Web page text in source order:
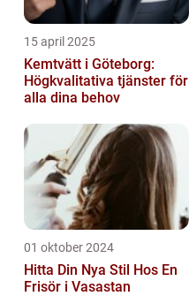
15 april 2025
Kemtvätt i Göteborg:
Högkvalitativa tjänster för
alla dina behov
01 oktober 2024
Hitta Din Nya Stil Hos En
Frisör i Vasastan